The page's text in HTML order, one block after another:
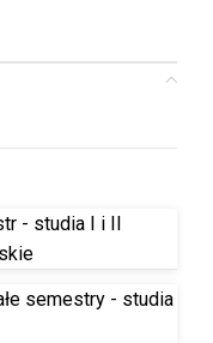
- studia I i II
semestry - studia